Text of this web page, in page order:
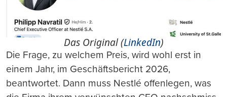
Das Original (LinkedIn)
Die Frage, zu welchem Preis, wird wohl erst in
einem Jahr, im Geschäftsbericht 2026,
beantwortet. Dann muss Nestlé offenlegen, was